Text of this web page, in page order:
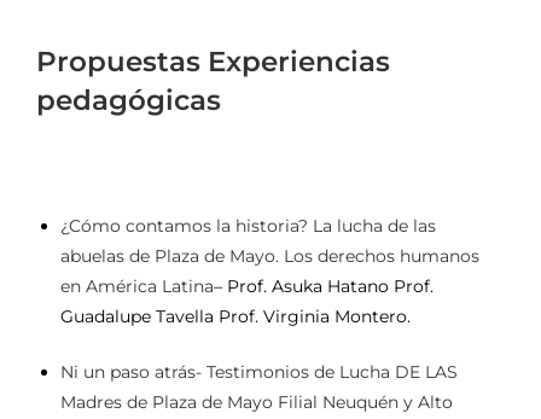
Propuestas Experiencias
pedagógicas
¿Cómo contamos la historia? La lucha de las
abuelas de Plaza de Mayo. Los derechos humanos
en América Latina– Prof. Asuka Hatano Prof.
Guadalupe Tavella Prof. Virginia Montero.
Ni un paso atrás- Testimonios de Lucha DE LAS
Madres de Plaza de Mayo Filial Neuquén y Alto